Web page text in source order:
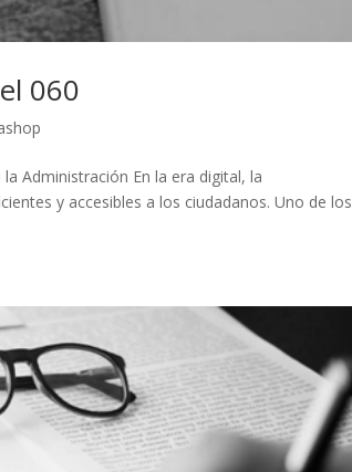
060
Administración En la era digital, la
y accesibles a los ciudadanos. Uno de los